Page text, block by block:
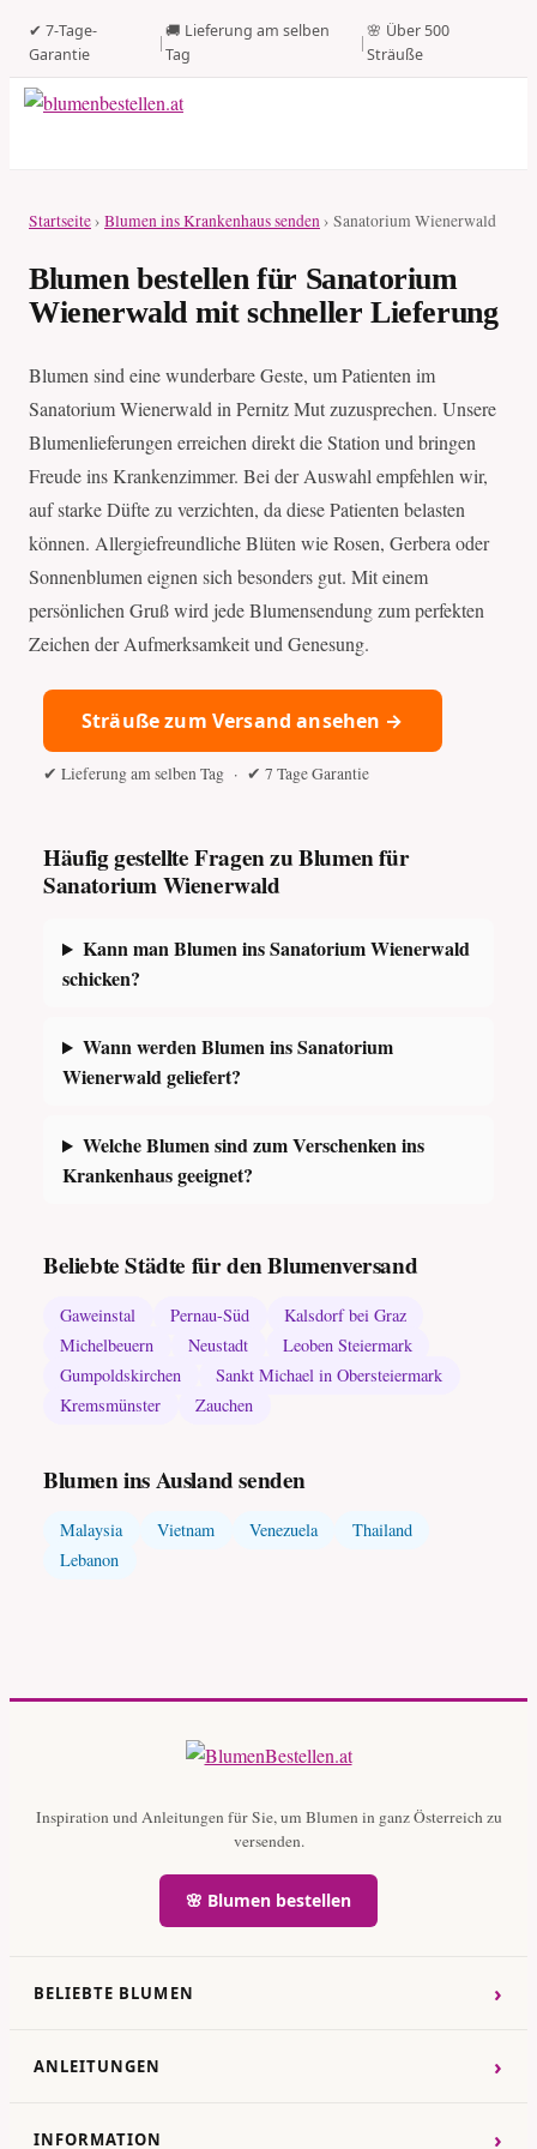
✔ 7-Tage-
Garantie
|
🚚 Lieferung am selben
Tag
|
🌸 Über 500
Sträuße
Startseite› Blumen ins Krankenhaus senden› Sanatorium Wienerwald
Blumen bestellen für Sanatorium
Wienerwald mit schneller Lieferung
Blumen sind eine wunderbare Geste, um Patienten im
Sanatorium Wienerwald in Pernitz Mut zuzusprechen. Unsere
Blumenlieferungen erreichen direkt die Station und bringen
Freude ins Krankenzimmer. Bei der Auswahl empfehlen wir,
auf starke Düfte zu verzichten, da diese Patienten belasten
können. Allergiefreundliche Blüten wie Rosen, Gerbera oder
Sonnenblumen eignen sich besonders gut. Mit einem
persönlichen Gruß wird jede Blumensendung zum perfekten
Zeichen der Aufmerksamkeit und Genesung.
Sträuße zum Versand ansehen →
✔ Lieferung am selben Tag · ✔ 7 Tage Garantie
Häufig gestellte Fragen zu Blumen für
Sanatorium Wienerwald
Kann man Blumen ins Sanatorium Wienerwald
schicken?
Wann werden Blumen ins Sanatorium
Wienerwald geliefert?
Welche Blumen sind zum Verschenken ins
Krankenhaus geeignet?
Beliebte Städte für den Blumenversand
Gaweinstal Pernau-Süd
Kalsdorf bei Graz
Michelbeuern
Neustadt
Leoben Steiermark
Gumpoldskirchen
Sankt Michael in Obersteiermark
Kremsmünster
Zauchen
Blumen ins Ausland senden
Malaysia Vietnam Venezuela
Thailand
Lebanon
Inspiration und Anleitungen für Sie, um Blumen in ganz Österreich zu
versenden.
🌸 Blumen bestellen
BELIEBTE BLUMEN ›
ANLEITUNGEN ›
INFORMATION ›